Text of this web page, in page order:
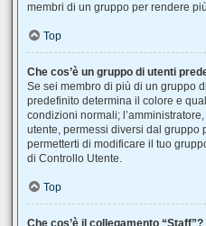
membri di un gruppo per rendere
Top
Che cos’è un gruppo di utenti
Se sei membro di più di un gruppo
predefinito determina il colore e
condizioni normali;
utente, permessi diversi dal gruppo
permetterti di modificare il tuo
di Controllo Utente.
Top
Che cos’è il collegamento “Staff”?